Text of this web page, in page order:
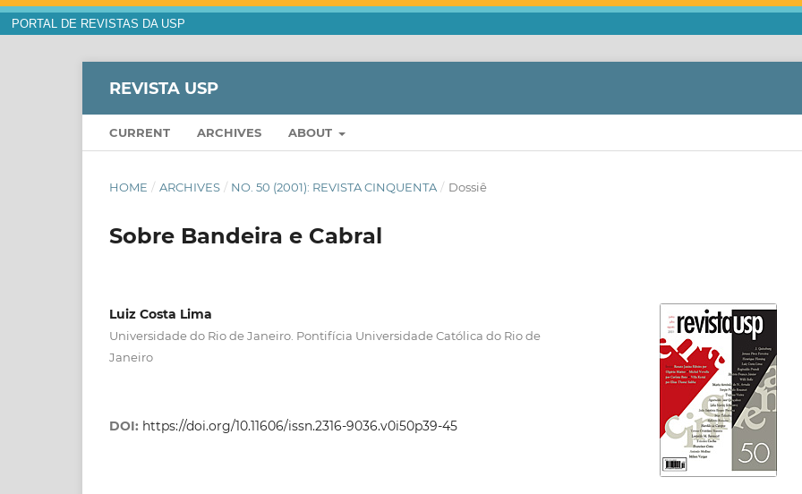
PORTAL DE REVISTAS DA USP
REVISTA USP
CURRENT ARCHIVES ABOUT
HOME / ARCHIVES / NO. 50 (2001): REVISTA CINQUENTA / Dossiê
Sobre Bandeira e Cabral
Luiz Costa Lima
Universidade do Rio de Janeiro. Pontifícia Universidade Católica do Rio de
Janeiro
DOI: https://doi.org/10.11606/issn.2316-9036.v0i50p39-45